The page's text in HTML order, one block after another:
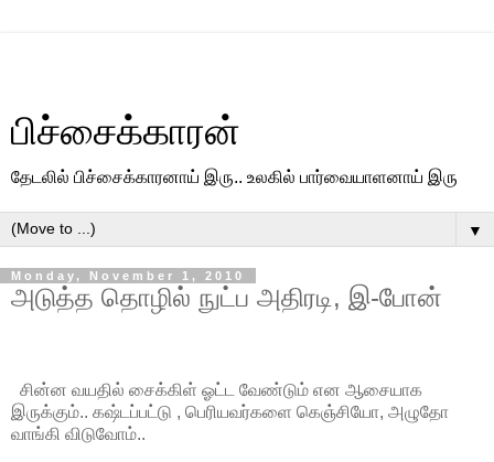
பிச்சைக்காரன்
தேடலில் பிச்சைக்காரனாய் இரு.. உலகில் பார்வையாளனாய் இரு
▼
Monday, November 1, 2010
அடுத்த தொழில் நுட்ப அதிரடி, இ-போன்
சின்ன வயதில் சைக்கிள் ஓட்ட வேண்டும் என ஆசையாக
இருக்கும்.. கஷ்டப்பட்டு , பெரியவர்களை கெஞ்சியோ, அழுதோ
வாங்கி விடுவோம்..